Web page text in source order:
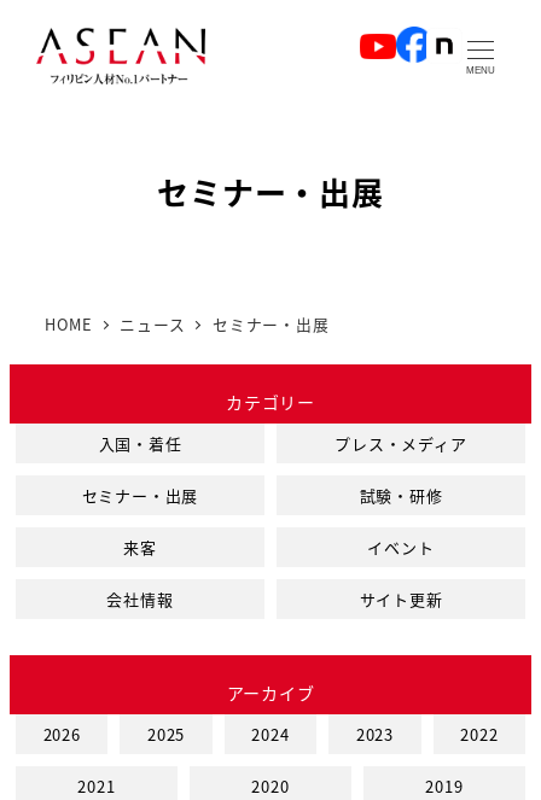
動
MENU
セミナー・出展
HOME ニュース セミナー・出展
カテゴリー
入国・着任 プレス・メディア
セミナー・出展 試験・研修
来客 イベント
会社情報 サイト更新
アーカイブ
2026 2025 2024 2023 2022
2021 2020 2019